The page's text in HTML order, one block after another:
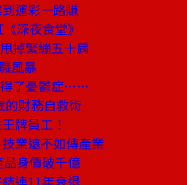
運彩一路賺
深夜食堂》
掉緊繃五十肩
風暴
了憂鬱症……
的財務自救術
牌員工！
業遠不如傳產業
身價破千億
連11年衰退